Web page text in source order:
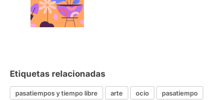
Etiquetas relacionadas
pasatiempos y tiempo libre arte ocio
pasatiempo